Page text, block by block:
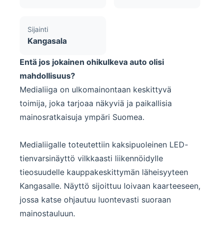
Sijainti
Kangasala
Entä jos jokainen ohikulkeva auto olisi
mahdollisuus?
Medialiiga on ulkomainontaan keskittyvä
toimija, joka tarjoaa näkyviä ja paikallisia
mainosratkaisuja ympäri Suomea.
Medialiigalle toteutettiin kaksipuoleinen LED-
tienvarsinäyttö vilkkaasti liikennöidylle
tieosuudelle kauppakeskittymän läheisyyteen
Kangasalle. Näyttö sijoittuu loivaan kaarteeseen,
jossa katse ohjautuu luontevasti suoraan
mainostauluun.